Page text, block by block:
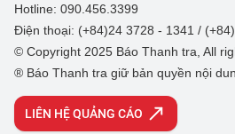
Hotline: 090.456.3399
Điện thoại: (+84)24 3728 - 1341 /
© Copyright 2025 Báo Thanh tra, All
® Báo Thanh tra giữ bản quyền nội
LIÊN HỆ QUẢNG CÁO